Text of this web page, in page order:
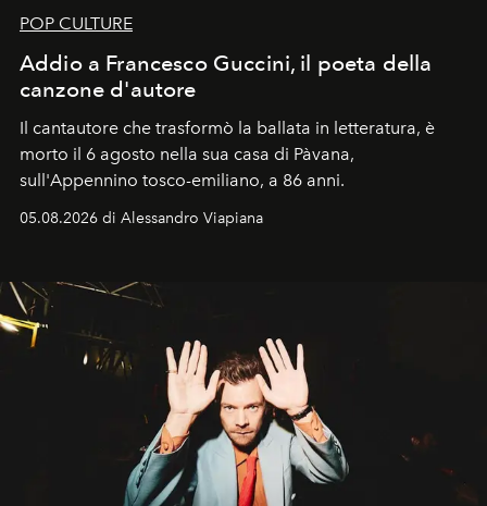
POP CULTURE
Addio a Francesco Guccini, il poeta della
canzone d'autore
Il cantautore che trasformò la ballata in letteratura, è
morto il 6 agosto nella sua casa di Pàvana,
sull'Appennino tosco-emiliano, a 86 anni.
05.08.2026 di Alessandro Viapiana